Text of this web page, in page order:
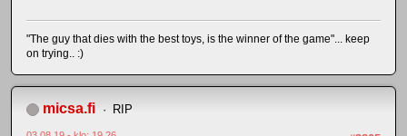
"The guy that dies with the best toys, is the winner of the game"... keep
on trying.. :)
micsa.fi RIP